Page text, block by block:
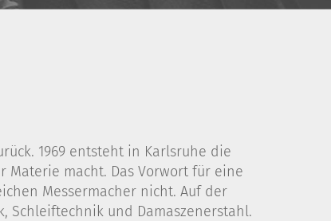
1969 entsteht in Karlsruhe die
Materie macht. Das Vorwort für eine
Messermacher nicht. Auf der
Schleiftechnik und Damaszenerstahl.